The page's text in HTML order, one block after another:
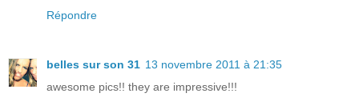
Répondre
belles sur son 31 13 novembre 2011 à 21:35
awesome pics!! they are impressive!!!